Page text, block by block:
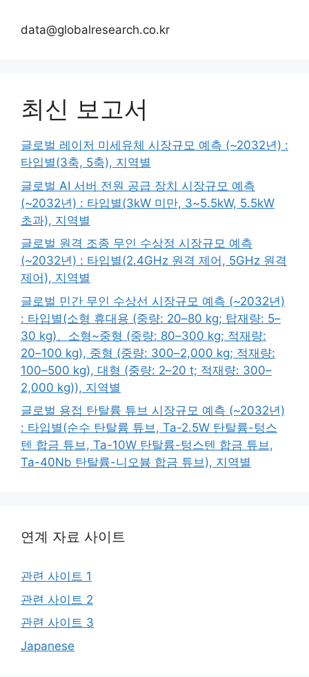
data@globalresearch.co.kr
최신 보고서
글로벌 레이저 미세유체 시장규모 예측 (~2032년) :
타입별(3축, 5축), 지역별
글로벌 AI 서버 전원 공급 장치 시장규모 예측
(~2032년) : 타입별(3kW 미만, 3~5.5kW, 5.5kW
초과), 지역별
글로벌 원격 조종 무인 수상정 시장규모 예측
(~2032년) : 타입별(2.4GHz 원격 제어, 5GHz 원격
제어), 지역별
글로벌 민간 무인 수상선 시장규모 예측 (~2032년)
: 타입별(소형 휴대용 (중량: 20–80 kg; 탑재량: 5–
30 kg)、소형~중형 (중량: 80–300 kg; 적재량:
20–100 kg), 중형 (중량: 300–2,000 kg; 적재량:
100–500 kg), 대형 (중량: 2–20 t; 적재량: 300–
2,000 kg)), 지역별
글로벌 용접 탄탈륨 튜브 시장규모 예측 (~2032년)
: 타입별(순수 탄탈륨 튜브, Ta-2.5W 탄탈륨-텅스
텐 합금 튜브, Ta-10W 탄탈륨-텅스텐 합금 튜브,
Ta-40Nb 탄탈륨-니오븀 합금 튜브), 지역별
연계 자료 사이트
관련 사이트 1
관련 사이트 2
관련 사이트 3
Japanese